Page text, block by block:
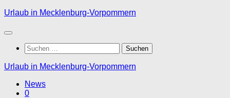
Zum
springen
Urlaub in Mecklenburg-Vorpommern
Suchen
nach:
Urlaub in Mecklenburg-Vorpommern
News
0